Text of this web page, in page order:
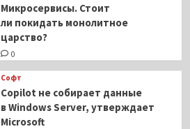
Микросервисы. Стоит
ли покидать монолитное
царство?
0
Софт
Copilot не собирает данные
в Windows Server, утверждает
Microsoft